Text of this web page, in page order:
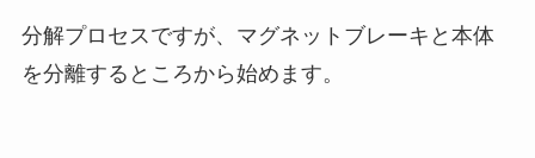
分解プロセスですが、マグネットブレーキと本体
を分離するところから始めます。